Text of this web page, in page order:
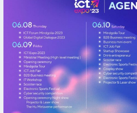
УЛСЫН
НЭГДСЭН
АРГА
ХЭМЖЭЭНИЙ
ҮНДСЭН
ХӨТӨЛБӨР